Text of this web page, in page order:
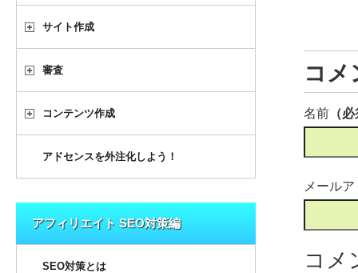
コメ
名前 （
メール
コメ
サイト作成
審査
コンテンツ作成
アドセンスを外注化しよう！
アフィリエイト SEO対策編
SEO対策とは